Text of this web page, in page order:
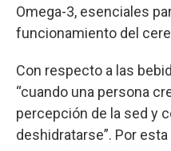
Omega-3, esenciales
funcionamiento del
Con respecto a las
“cuando una persona
percepción de la sed y
deshidratarse”. Por